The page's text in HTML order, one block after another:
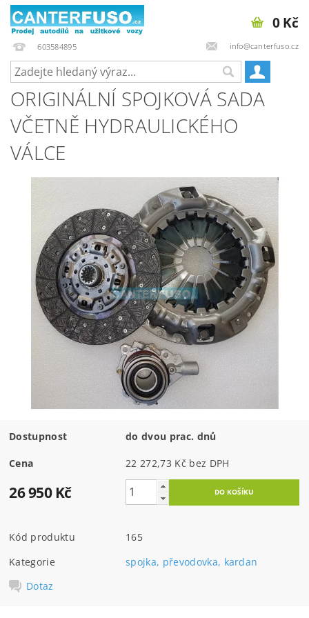
603584895 info@canterfuso.cz
0 Kč
ORIGINÁLNÍ SPOJKOVÁ SADA
VČETNĚ HYDRAULICKÉHO
VÁLCE
Dostupnost do dvou prac. dnů
Cena 22 272,73 Kč bez DPH
26 950 Kč
Kód produktu
165
Kategorie
spojka, převodovka, kardan
Dotaz